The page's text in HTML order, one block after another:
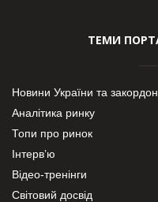
ТЕМИ
Новини України та
Аналітика ринку
Топи про ринок
Інтерв’ю
Відео-тренінги
Світовий досвід